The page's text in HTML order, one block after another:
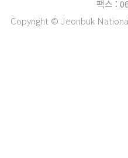
팩스 :
Copyright © Jeonbuk